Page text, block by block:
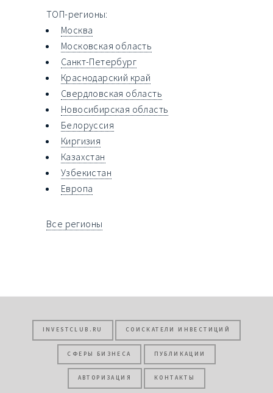
ТОП-регионы:
Москва
Московская область
Санкт-Петербург
Краснодарский край
Свердловская область
Новосибирская область
Белоруссия
Киргизия
Казахстан
Узбекистан
Европа
Все регионы
INVESTCLUB.RU СОИСКАТЕЛИ ИНВЕСТИЦИЙ
СФЕРЫ БИЗНЕСА ПУБЛИКАЦИИ
АВТОРИЗАЦИЯ КОНТАКТЫ